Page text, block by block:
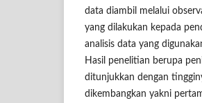
data diambil melalui
yang dilakukan kepada
analisis data yang
Hasil penelitian berupa
ditunjukkan dengan
dikembangkan yakni